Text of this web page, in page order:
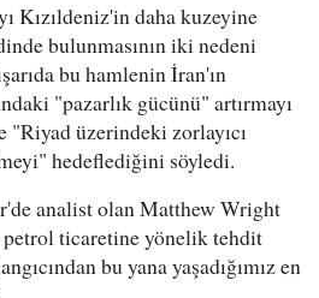
Kızıldeniz'in daha kuzeyine
bulunmasının iki nedeni
bu hamlenin İran'ın
"pazarlık gücünü" artırmayı
"Riyad üzerindeki zorlayıcı
hedeflediğini söyledi.
analist olan Matthew Wright
ticaretine yönelik tehdit
bu yana yaşadığımız en